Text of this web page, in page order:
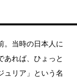
。当時の日本人に
あれば、ひょっと
ュリア」という名